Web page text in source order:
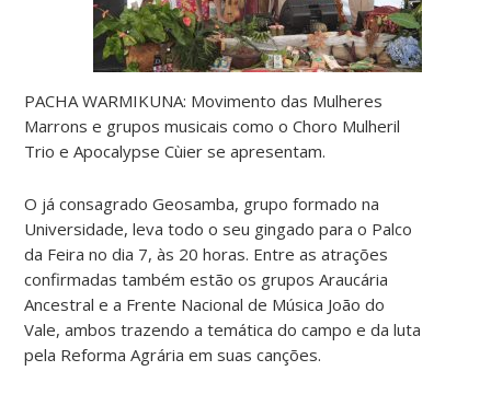
PACHA WARMIKUNA: Movimento das Mulheres
Marrons e grupos musicais como o Choro Mulheril
Trio e Apocalypse Cùier se apresentam.
O já consagrado Geosamba, grupo formado na
Universidade, leva todo o seu gingado para o Palco
da Feira no dia 7, às 20 horas. Entre as atrações
confirmadas também estão os grupos Araucária
Ancestral e a Frente Nacional de Música João do
Vale, ambos trazendo a temática do campo e da luta
pela Reforma Agrária em suas canções.